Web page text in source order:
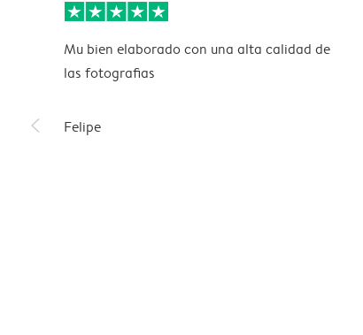
slim_arrow_left
Mu bien elaborado con una alta calidad de
las fotografias
Felipe